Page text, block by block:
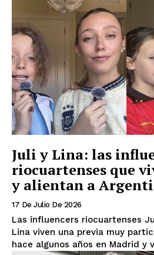
Juli y Lina: las
riocuartenses que
y alientan a
17 De Julio De 2026
Las influencers riocuartenses
Lina viven una previa muy
hace algunos años en Madrid y